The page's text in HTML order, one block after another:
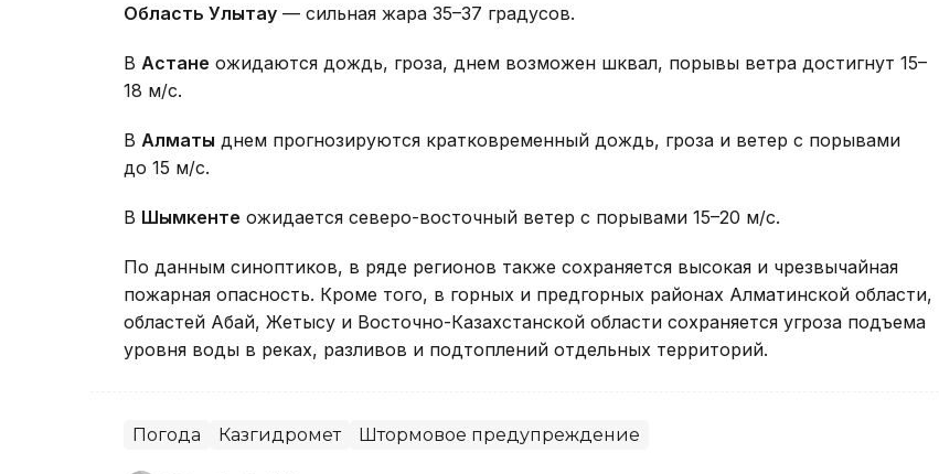
Область Улытау — сильная жара 35–37 градусов.
В Астане ожидаются дождь, гроза, днем возможен шквал, порывы ветра достигнут 15–
18 м/с.
В Алматы днем прогнозируются кратковременный дождь, гроза и ветер с порывами
до 15 м/с.
В Шымкенте ожидается северо-восточный ветер с порывами 15–20 м/с.
По данным синоптиков, в ряде регионов также сохраняется высокая и чрезвычайная
пожарная опасность. Кроме того, в горных и предгорных районах Алматинской области,
областей Абай, Жетысу и Восточно-Казахстанской области сохраняется угроза подъема
уровня воды в реках, разливов и подтоплений отдельных территорий.
Погода Казгидромет Штормовое предупреждение